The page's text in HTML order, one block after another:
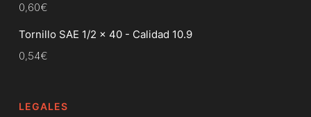
0,60€
Tornillo SAE 1/2 x 40 - Calidad 10.9
0,54€
LEGALES